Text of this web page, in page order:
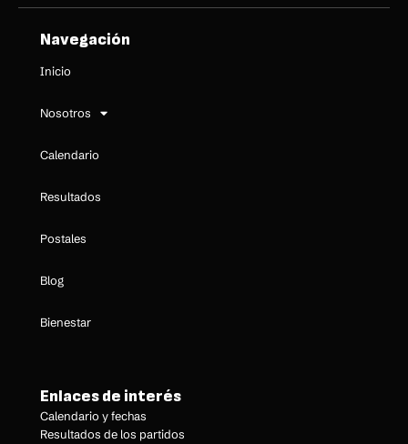
Navegación
Inicio
Nosotros
Calendario
Resultados
Postales
Blog
Bienestar
Enlaces de interés
Calendario y fechas
Resultados de los partidos